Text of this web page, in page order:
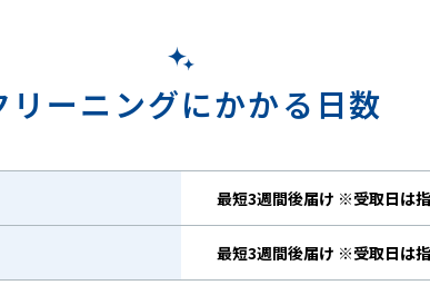
リーニングにかかる日数
最短3週間後届け ※受取日は
最短3週間後届け ※受取日は